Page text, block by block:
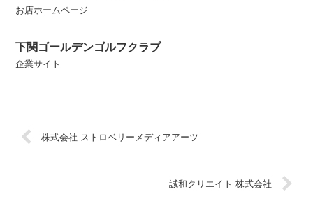
お店ホームページ
下関ゴールデンゴルフクラブ
企業サイト
株式会社 ストロベリーメディアアーツ
誠和クリエイト 株式会社